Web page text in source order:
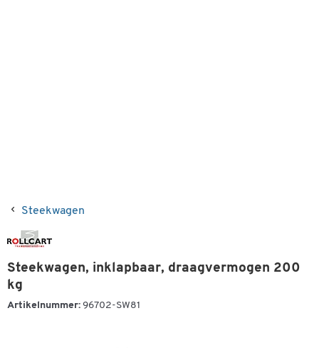
Steekwagen
Steekwagen, inklapbaar, draagvermogen 200
kg
Artikelnummer: 96702-SW81